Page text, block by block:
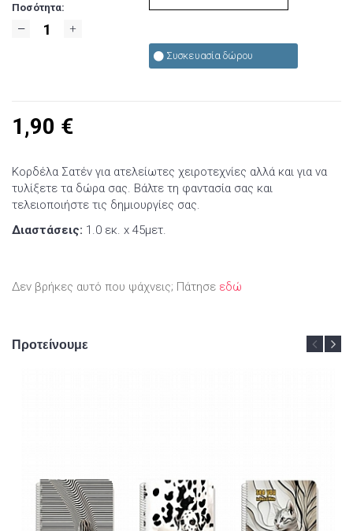
Ποσότητα:
Συσκευασία δώρου
1,90 €
Κορδέλα Σατέν για ατελείωτες χειροτεχνίες αλλά και για να
τυλίξετε τα δώρα σας. Βάλτε τη φαντασία σας και
τελειοποιήστε τις δημιουργίες σας.
Διαστάσεις: 1.0 εκ. x 45μετ.
Δεν βρήκες αυτό που ψάχνεις; Πάτησε εδώ
Προτείνουμε